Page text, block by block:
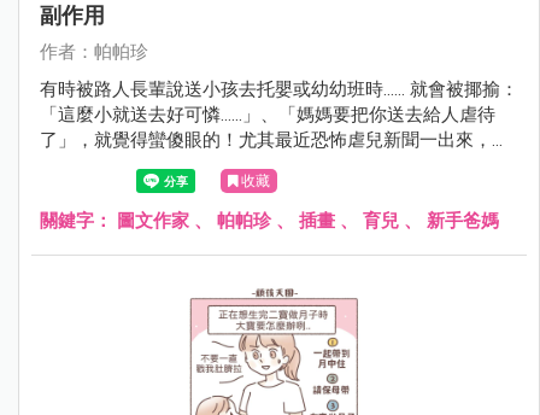
副作用
作者：帕帕珍
有時被路人長輩說送小孩去托嬰或幼幼班時...... 就會被揶揄：
「這麼小就送去好可憐......」、「媽媽要把你送去給人虐待
了」，就覺得蠻傻眼的！尤其最近恐怖虐兒新聞一出來，討
論度很高，大家就更關注相關從業人員其實保母的年齡斷層
很大，有六成都50歲以上......真的不難理解年輕人不想投入這
份行業。只能感謝小虎的保母讓我蠻放心的，真的薪資有
收藏
關鍵字： 圖文作家 、 帕帕珍、 插畫 、 育兒 、 新手爸媽